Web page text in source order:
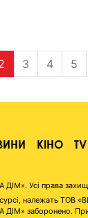
3 4 5
КІНО TV
Усі права
належать
заборонено. При